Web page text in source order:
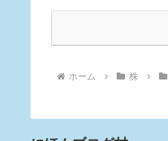
ホーム 株